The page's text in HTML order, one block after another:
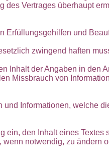
Vertrages überhaupt
Erfüllungsgehilfen und
zwingend haften
Inhalt der Angaben in den
Missbrauch von
Informationen, welche
ein, den Inhalt eines
notwendig, zu ändern